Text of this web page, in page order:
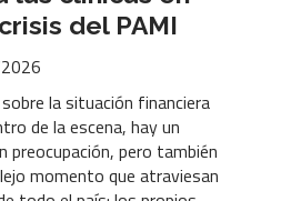
del PAMI
la situación financiera
de la escena, hay un
preocupación, pero también
momento que atraviesan